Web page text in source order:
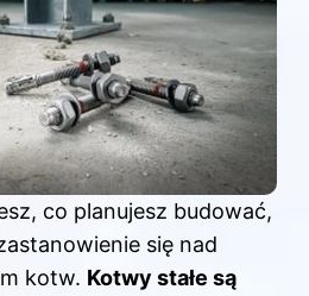
co planujesz budować,
się nad
kotw. Kotwy stałe są